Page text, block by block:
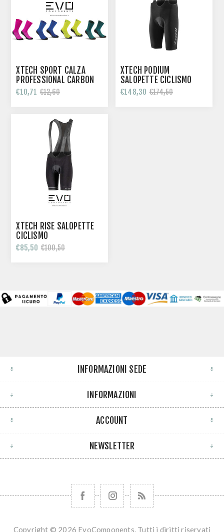
XTECH SPORT CALZA
PROFESSIONAL CARBON
€10,71 €12,60
XTECH PODIUM
SALOPETTE CICLISMO
€148,30 €174,50
XTECH RISE SALOPETTE
CICLISMO
€85,50 €100,50
INFORMAZIONI SEDE
INFORMAZIONI
ACCOUNT
NEWSLETTER
Copyright © 2026 EvoComponents. Tutti i diritti riservati